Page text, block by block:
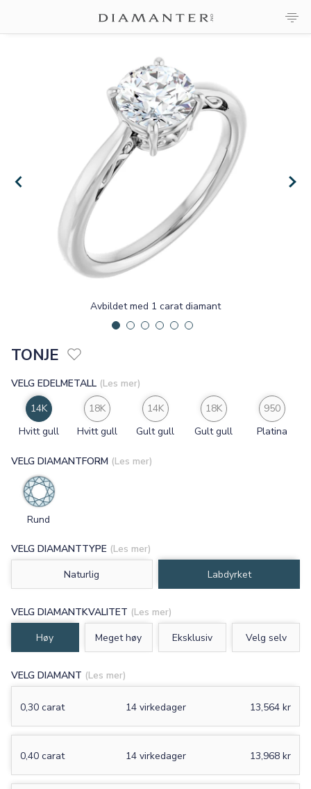
×
×
Avbildet med 1 carat diamant
TONJE
VELG DIAMANTTYPE (Les mer)
Naturlig
Labdyrket
VELG DIAMANTKVALITET (Les mer)
Høy
Meget høy Eksklusiv Velg selv
VELG DIAMANT (Les mer)
0,30 carat 13,564 kr
14 virkedager
0,40 carat 13,968 kr
14 virkedager
VELG EDELMETALL (Les mer)
14K
Hvitt gull
18K
Hvitt gull
14K
Gult gull
18K
Gult gull
950
Platina
VELG DIAMANTFORM (Les mer)
Rund